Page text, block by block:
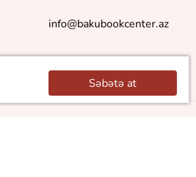
Səbətə at
info@bakubookcenter.az